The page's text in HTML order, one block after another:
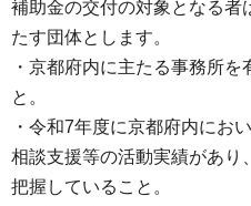
補助金の交付の対象となる者
たす団体とします。
・京都府内に主たる事務所
と。
・令和7年度に京都府内にお
相談支援等の活動実績があり
把握していること。